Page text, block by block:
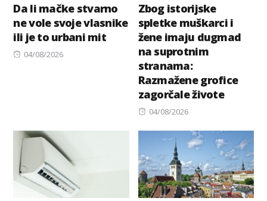
Da li mačke stvarno
ne vole svoje vlasnike
ili je to urbani mit
Posted
04/08/2026
Zbog istorijske
spletke muškarci i
žene imaju dugmad
na suprotnim
stranama:
Razmažene grofice
zagorčale živote
Posted
04/08/2026